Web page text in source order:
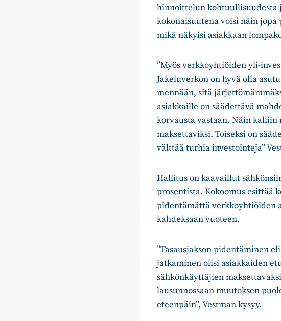
hinnoittelun kohtuullisuudesta
kokonaisuutena voisi näin
mikä näkyisi asiakkaan
”Myös verkkoyhtiöiden yli-
Jakeluverkon on hyvä olla
mennään, sitä
asiakkaille on säädettävä
korvausta vastaan. Näin
maksettaviksi. Toiseksi on
välttää turhia investointeja”
Hallitus on kaavaillut
prosentista. Kokoomus esittää
pidentämättä verkkoyhtiöiden
kahdeksaan vuoteen.
”Tasausjakson pidentäminen
jatkaminen olisi asiakkaiden
sähkönkäyttäjien
lausunnossaan muutoksen
eteenpäin”, Vestman kysyy.